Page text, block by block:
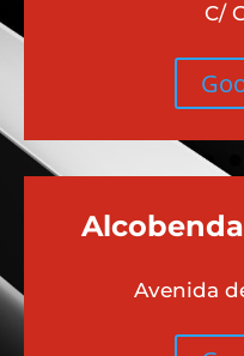
C/
Avenida